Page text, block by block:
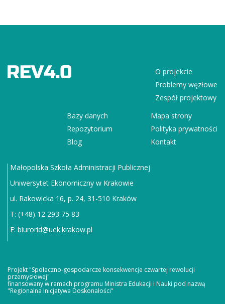
O projekcie
Problemy węzłowe
Zespół projektowy
Bazy danych
Repozytorium
Blog
Mapa strony
Polityka prywatności
Kontakt
Małopolska Szkoła Administracji Publicznej
Uniwersytet Ekonomiczny w Krakowie
ul. Rakowicka 16, p. 24, 31-510 Kraków
T: (+48) 12 293 75 83
E:biurorid@uek.krakow.pl
Projekt "Społeczno-gospodarcze konsekwencje czwartej rewolucji
przemysłowej"
finansowany w ramach programu Ministra Edukacji i Nauki pod nazwą
"Regionalna Inicjatywa Doskonałości"